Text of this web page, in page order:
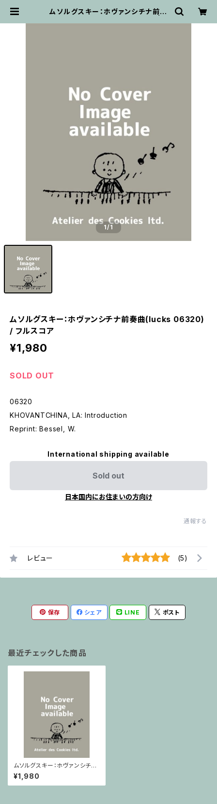
ムソルグスキー：ホヴァンシチナ前奏
1/1
ムソルグスキー：ホヴァンシチナ前奏曲(lucks 06320)
/ フルスコア
¥1,980
SOLD OUT
06320
KHOVANTCHINA, LA: Introduction
Reprint: Bessel, W.
International shipping available
Sold out
日本国内にお住まいの方向け
通報する
レビュー (5)
保存 シェア LINE ポスト
最近チェックした商品
ムソルグスキー：ホヴァンシチナ
前奏曲(lucks 06320) / フルス
コア
¥1,980